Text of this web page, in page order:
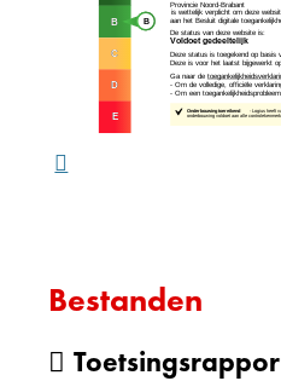
Bestanden